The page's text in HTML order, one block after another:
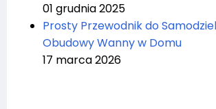
01 grudnia 2025
Prosty Przewodnik do
Obudowy Wanny w Domu
17 marca 2026